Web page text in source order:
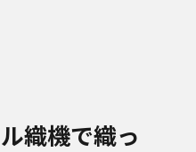
織機で織っ